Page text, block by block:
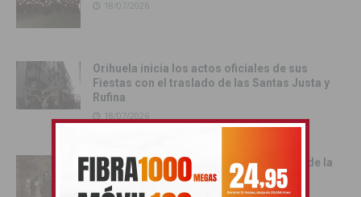
18/07/2026
Orihuela inicia los actos oficiales de sus
Fiestas con el traslado de las Santas Justa y
Rufina
18/07/2026
Cox vive su día grande con la procesión de la
Virgen del Carmen